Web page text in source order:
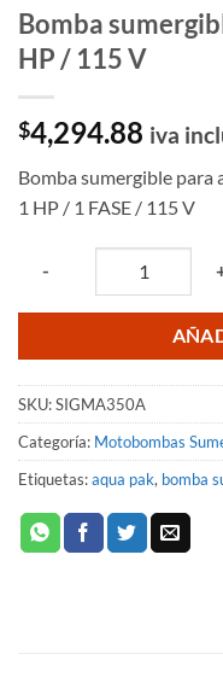
Bomba
HP / 115 V
$4,294.88 iva
Bomba sumergible para
1 HP / 1 FASE / 115 V
-
SKU:SIGMA350A
Categoría: Motobombas
Etiquetas:aqua pak, bomba